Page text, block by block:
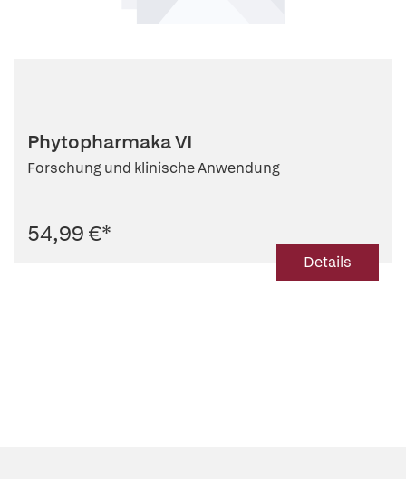
Phytopharmaka VI
Forschung und klinische Anwendung
54,99 €*
Details